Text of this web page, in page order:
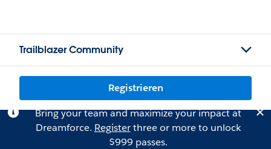
Trailblazer Community
Registrieren
Bring your team and maximize your impact at
Dreamforce. Registerthree or more to unlock
$999 passes.